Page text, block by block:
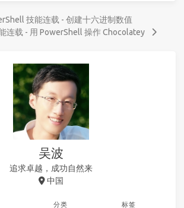
技能连载 - 创建十六进制数值
连载 - 用 PowerShell 操作 Chocolatey
吴波
追求卓越，成功自然来
中国
分类 标签